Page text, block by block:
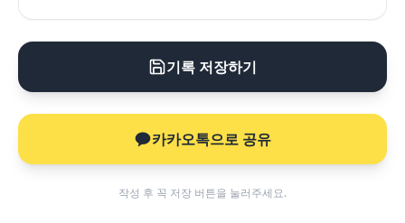
기록 저장하기
카카오톡으로 공유
작성 후 꼭 저장 버튼을 눌러주세요.